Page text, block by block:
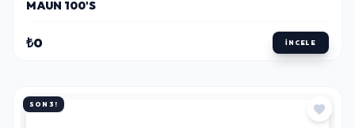
MAUN 100'S
₺0 İNCELE
SON 3!